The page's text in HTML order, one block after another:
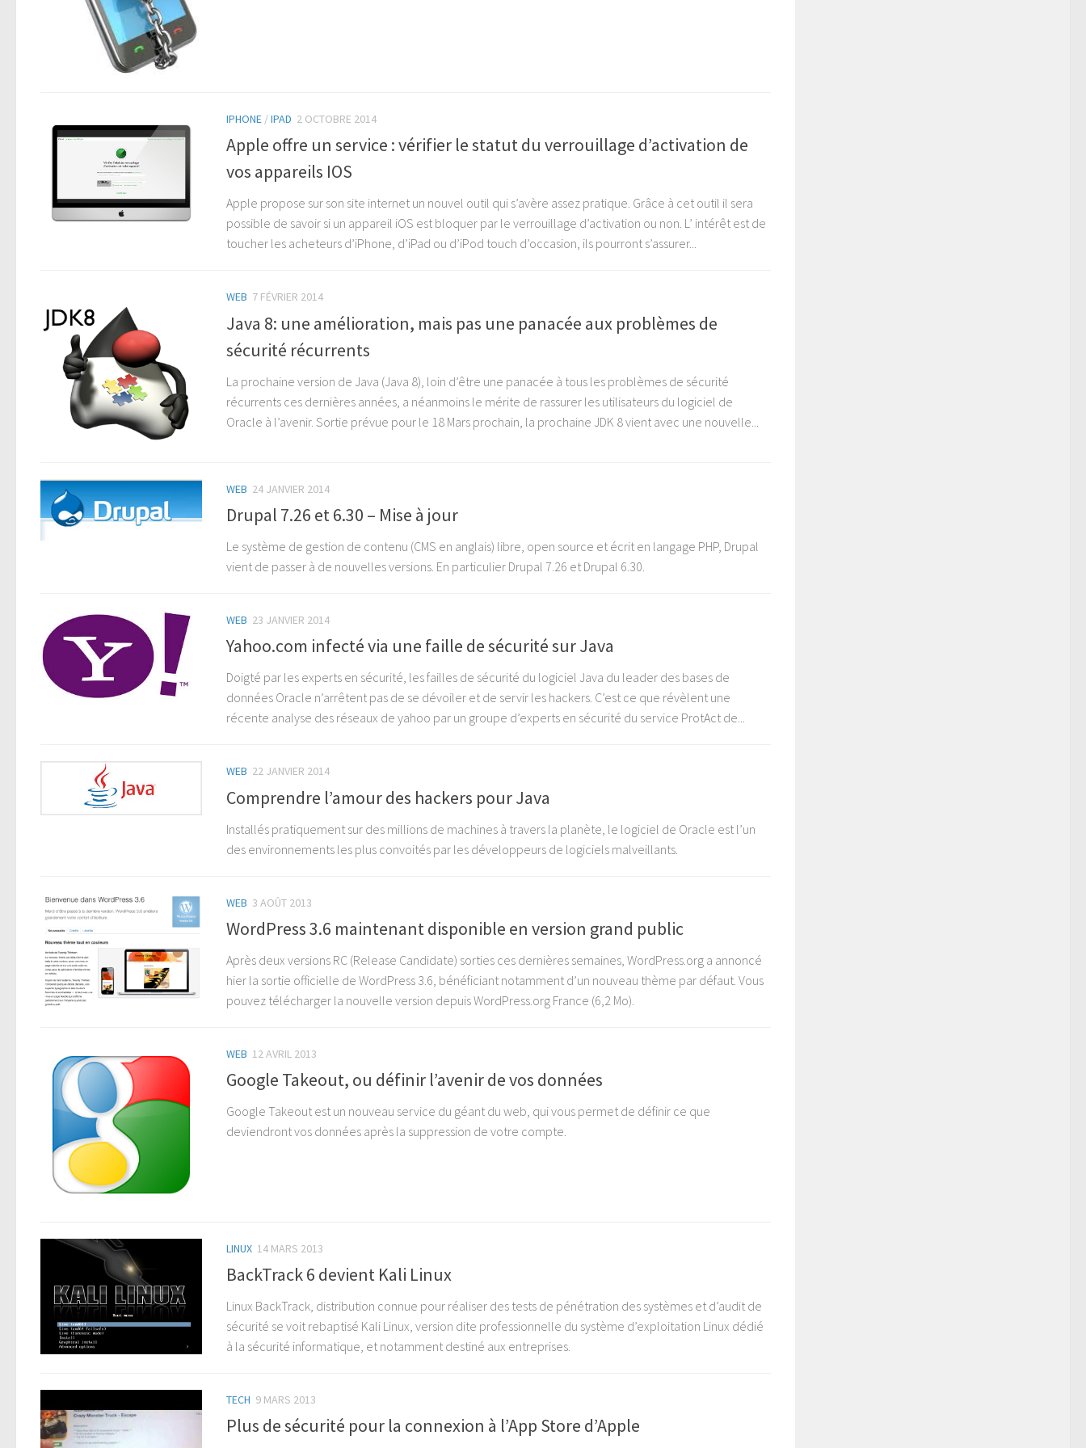
IPHONE /IPAD 2 OCTOBRE 2014
Apple offre un service : vérifier le statut du verrouillage d’activation de
vos appareils IOS
Apple propose sur son site internet un nouvel outil qui s’avère assez pratique. Grâce à cet outil il sera
possible de savoir si un appareil iOS est bloquer par le verrouillage d’activation ou non. L’ intérêt est de
toucher les acheteurs d’iPhone, d’iPad ou d’iPod touch d’occasion, ils pourront s’assurer...
WEB 7 FÉVRIER 2014
Java 8: une amélioration, mais pas une panacée aux problèmes de
sécurité récurrents
La prochaine version de Java (Java 8), loin d’être une panacée à tous les problèmes de sécurité
récurrents ces dernières années, a néanmoins le mérite de rassurer les utilisateurs du logiciel de
Oracle à l’avenir. Sortie prévue pour le 18 Mars prochain, la prochaine JDK 8 vient avec une nouvelle...
WEB 24 JANVIER 2014
Drupal 7.26 et 6.30 – Mise à jour
Le système de gestion de contenu (CMS en anglais) libre, open source et écrit en langage PHP, Drupal
vient de passer à de nouvelles versions. En particulier Drupal 7.26 et Drupal 6.30.
WEB 23 JANVIER 2014
Yahoo.com infecté via une faille de sécurité sur Java
Doigté par les experts en sécurité, les failles de sécurité du logiciel Java du leader des bases de
données Oracle n’arrêtent pas de se dévoiler et de servir les hackers. C’est ce que révèlent une
récente analyse des réseaux de yahoo par un groupe d’experts en sécurité du service ProtAct de...
WEB 22 JANVIER 2014
Comprendre l’amour des hackers pour Java
Installés pratiquement sur des millions de machines à travers la planète, le logiciel de Oracle est l’un
des environnements les plus convoités par les développeurs de logiciels malveillants.
WEB 3 AOÛT 2013
WordPress 3.6 maintenant disponible en version grand public
Après deux versions RC (Release Candidate) sorties ces dernières semaines, WordPress.org a annoncé
hier la sortie officielle de WordPress 3.6, bénéficiant notamment d’un nouveau thème par défaut. Vous
pouvez télécharger la nouvelle version depuis WordPress.org France (6,2 Mo).
WEB 12 AVRIL 2013
Google Takeout, ou définir l’avenir de vos données
Google Takeout est un nouveau service du géant du web, qui vous permet de définir ce que
deviendront vos données après la suppression de votre compte.
LINUX 14 MARS 2013
BackTrack 6 devient Kali Linux
Linux BackTrack, distribution connue pour réaliser des tests de pénétration des systèmes et d’audit de
sécurité se voit rebaptisé Kali Linux, version dite professionnelle du système d’exploitation Linux dédié
à la sécurité informatique, et notamment destiné aux entreprises.
TECH 9 MARS 2013
Plus de sécurité pour la connexion à l’App Store d’Apple